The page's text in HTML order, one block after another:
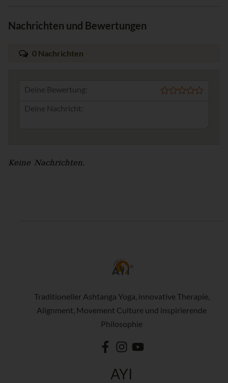
Nachrichten und Bewertungen
0 Nachrichten
Deine Bewertung:
Keine Nachrichten.
Traditioneller Ashtanga Yoga, innovative Therapie,
Alignment, Movement Culture und inspirierende
Philosophie
AYI